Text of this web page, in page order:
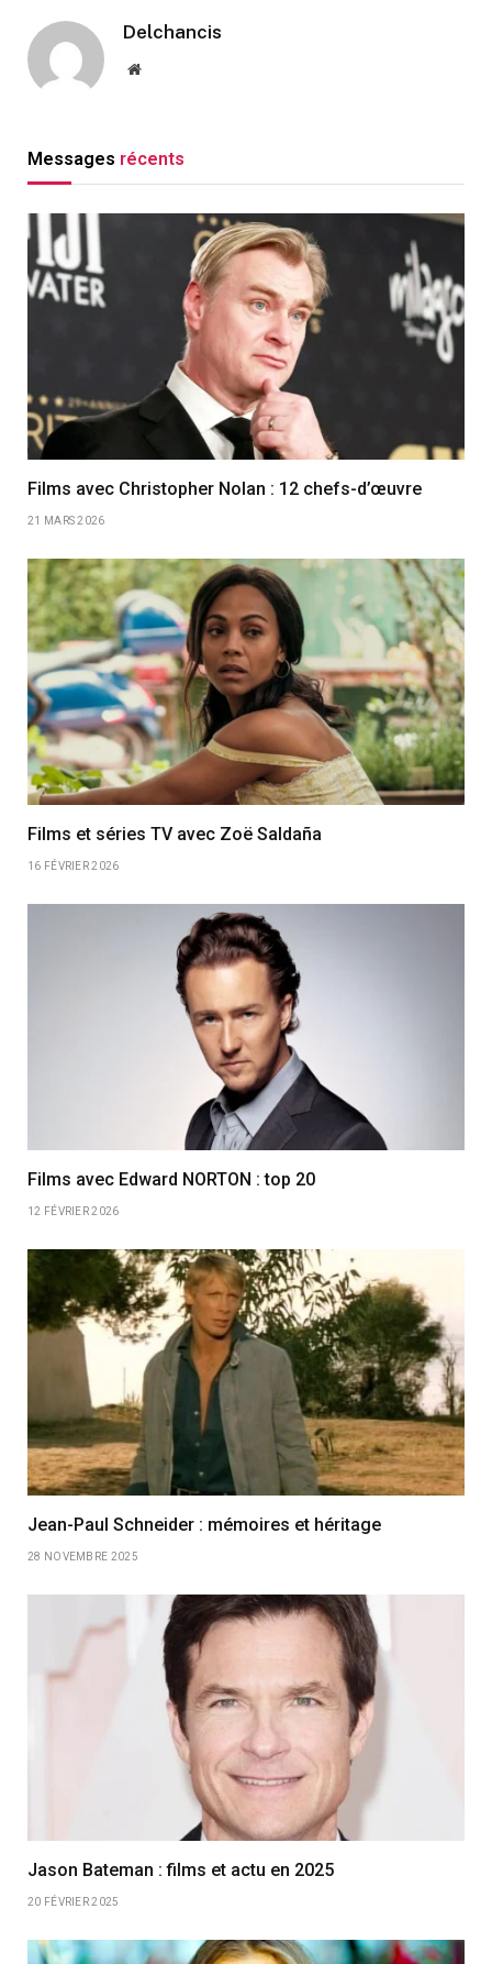
Delchancis
Website
Messages récents
Films avec Christopher Nolan : 12 chefs-d’œuvre
21 MARS 2026
Films et séries TV avec Zoë Saldaña
16 FÉVRIER 2026
Films avec Edward NORTON : top 20
12 FÉVRIER 2026
Jean-Paul Schneider : mémoires et héritage
28 NOVEMBRE 2025
Jason Bateman : films et actu en 2025
20 FÉVRIER 2025